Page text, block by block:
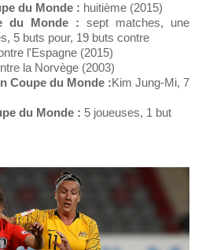
du Monde : huitième (2015)
du Monde : sept matches, une
5 buts pour, 19 buts contre
l'Espagne (2015)
la Norvège (2003)
Coupe du Monde :Kim Jung-Mi, 7
du Monde : 5 joueuses, 1 but